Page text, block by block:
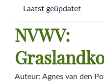
Laatst geüpdatet
NVWV:
Auteur: Agnes van den